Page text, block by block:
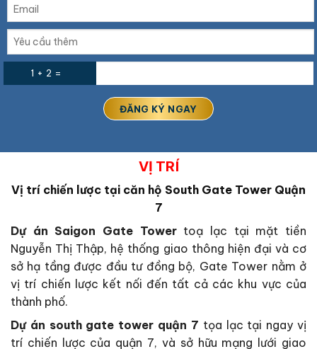
1 + 2 =
VỊ TRÍ
Vị trí chiến lược tại căn hộ South Gate Tower Quận
7
Dự án Saigon Gate Towertoạ lạc tại mặt tiền
Nguyễn Thị Thập, hệ thống giao thông hiện đại và cơ
sở hạ tầng được đầu tư đồng bộ, Gate Tower nằm ở
vị trí chiến lược kết nối đến tất cả các khu vực của
thành phố.
Dự án south gate tower quận 7 tọa lạc tại ngay vị
trí chiến lược của quận 7, và sở hữu mạng lưới giao